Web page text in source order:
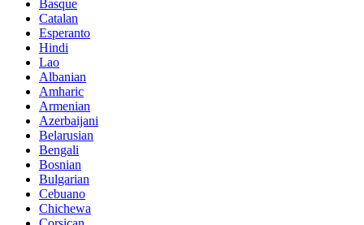
Basque
Catalan
Esperanto
Hindi
Lao
Albanian
Amharic
Armenian
Azerbaijani
Belarusian
Bengali
Bosnian
Bulgarian
Cebuano
Chichewa